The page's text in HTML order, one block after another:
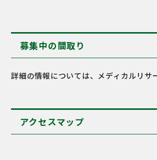
募集中の間取り
詳細の情報については、メディカルリサ
アクセスマップ